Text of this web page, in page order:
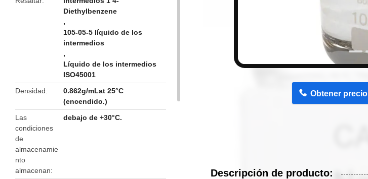
Diethylbenzene
,
105-05-5 líquido de los
intermedios
,
Líquido de los intermedios
ISO45001
Densidad
0.862g/mLat 25°C
(encendido.)
Las
condiciones
de
almacenamie
nto
almacenan
debajo de +30°C.
Obtener precio
Descripción de producto: